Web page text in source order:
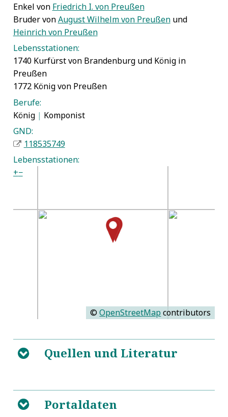
Enkel von Friedrich I. von Preußen
Bruder vonAugust Wilhelm von Preußenund
Heinrich von Preußen
Lebensstationen:
1740 Kurfürst von Brandenburg und König in
Preußen
1772 König von Preußen
Berufe:
König | Komponist
GND:
118535749
Lebensstationen:
+−
©OpenStreetMap contributors
B Quellen und Literatur
B Portaldaten